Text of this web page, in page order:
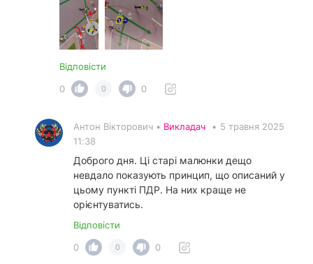
Відповісти
0
0 0
Антон Вікторович • Викладач • 5 травня 2025
11:38
Доброго дня. Ці старі малюнки дещо
невдало показують принцип, що описаний у
цьому пункті ПДР. На них краще не
орієнтуватись.
Відповісти
0
0 0